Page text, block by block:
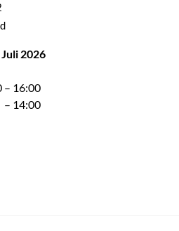
2026
– 16:00
14:00